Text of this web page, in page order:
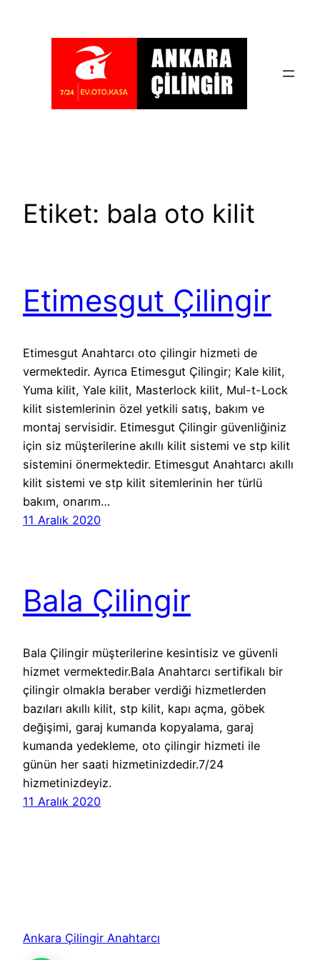
Etiket: bala oto kilit
Etimesgut Çilingir
Etimesgut Anahtarcı oto çilingir hizmeti de
vermektedir. Ayrıca Etimesgut Çilingir; Kale kilit,
Yuma kilit, Yale kilit, Masterlock kilit, Mul-t-Lock
kilit sistemlerinin özel yetkili satış, bakım ve
montaj servisidir. Etimesgut Çilingir güvenliğiniz
için siz müşterilerine akıllı kilit sistemi ve stp kilit
sistemini önermektedir. Etimesgut Anahtarcı akıllı
kilit sistemi ve stp kilit sitemlerinin her türlü
bakım, onarım…
11 Aralık 2020
Bala Çilingir
Bala Çilingir müşterilerine kesintisiz ve güvenli
hizmet vermektedir.Bala Anahtarcı sertifikalı bir
çilingir olmakla beraber verdiği hizmetlerden
bazıları akıllı kilit, stp kilit, kapı açma, göbek
değişimi, garaj kumanda kopyalama, garaj
kumanda yedekleme, oto çilingir hizmeti ile
günün her saati hizmetinizdedir.7/24
hizmetinizdeyiz.
11 Aralık 2020
Ankara Çilingir Anahtarcı